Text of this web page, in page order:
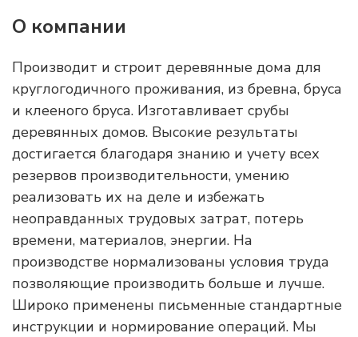
О компании
Производит и строит деревянные дома для
круглогодичного проживания, из бревна, бруса
и клееного бруса. Изготавливает срубы
деревянных домов. Высокие результаты
достигается благодаря знанию и учету всех
резервов производительности, умению
реализовать их на деле и избежать
неоправданных трудовых затрат, потерь
времени, материалов, энергии. На
производстве нормализованы условия труда
позволяющие производить больше и лучше.
Широко применены письменные стандартные
инструкции и нормирование операций. Мы